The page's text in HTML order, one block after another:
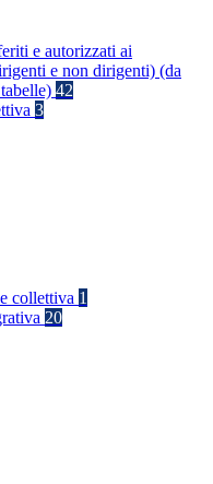
e autorizzati ai
e non dirigenti) (da
42
3
collettiva 1
20